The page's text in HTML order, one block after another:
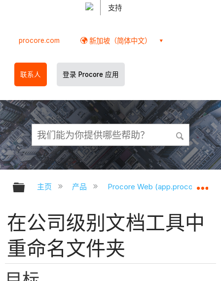
支持
procore.com 新加坡（简体中文）
联系人 登录 Procore 应用
扩展/隐缩全局层次
主页 产品 Procore Web
在公司级别文档工具中
重命名文件夹